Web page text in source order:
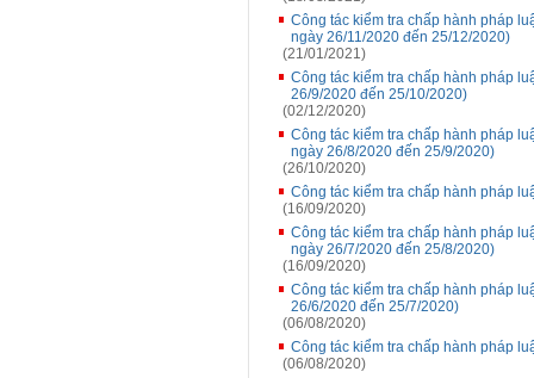
Công tác kiểm tra chấp hành pháp
ngày 26/11/2020 đến 25/12/2020)
(21/01/2021)
Công tác kiểm tra chấp hành pháp
26/9/2020 đến 25/10/2020)
(02/12/2020)
Công tác kiểm tra chấp hành pháp
ngày 26/8/2020 đến 25/9/2020)
(26/10/2020)
Công tác kiểm tra chấp hành pháp
(16/09/2020)
Công tác kiểm tra chấp hành pháp
ngày 26/7/2020 đến 25/8/2020)
(16/09/2020)
Công tác kiểm tra chấp hành pháp
26/6/2020 đến 25/7/2020)
(06/08/2020)
Công tác kiểm tra chấp hành pháp
(06/08/2020)